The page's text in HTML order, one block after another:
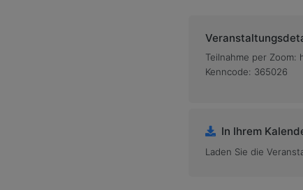
Teilnahme per Zoom:
Kenncode: 365026
In Ihrem
Laden Sie die